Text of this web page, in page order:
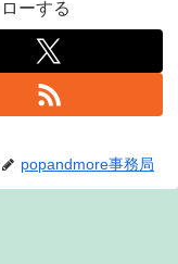
ーする
popandmore事務局